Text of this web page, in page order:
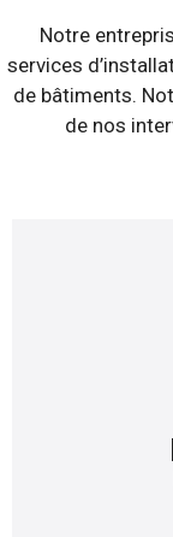
Notre
services
de bâtiments.
de nos